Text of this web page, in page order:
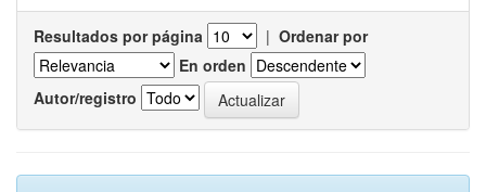
Resultados por página | Ordenar por
En orden
Autor/registro